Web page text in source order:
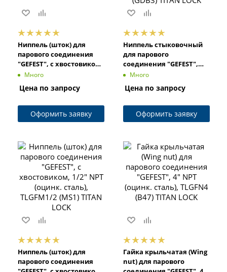
Ниппель (шток) для
парового соединения
"GEFEST", с хвостовиком,
4" NPT (оцинк. сталь),
LOCK
Много
Цена по запросу
Оформить заявку
Ниппель стыковочный
для парового
соединения "GEFEST",
НР/НР, 1/2" Wing nut
(GDB3) TITAN LOCK
Много
Цена по запросу
Оформить заявку
Ниппель (шток) для
парового соединения
Гайка крыльчатая (Wing
nut) для парового